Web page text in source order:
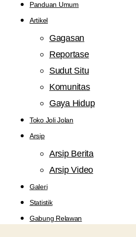
Panduan Umum
Artikel
Gagasan
Reportase
Sudut Situ
Komunitas
Gaya Hidup
Toko Joli Jolan
Arsip
Arsip Berita
Arsip Video
Galeri
Statistik
Gabung Relawan